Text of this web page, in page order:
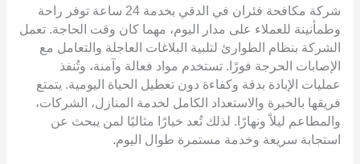
شركة مكافحة فئران في الدقي بخدمة 24 ساعة توفر راحة
وطمأنينة للعملاء على مدار اليوم، مهما كان وقت الحاجة. تعمل
الشركة بنظام الطوارئ لتلبية البلاغات العاجلة والتعامل مع
الإصابات الحرجة فورًا. تستخدم مواد فعالة وآمنة، وتُنفذ
عمليات الإبادة بدقة وكفاءة دون تعطيل الحياة اليومية. يتمتع
فريقها بالخبرة والاستعداد الكامل لخدمة المنازل، الشركات،
والمطاعم ليلاً ونهارًا. لذلك تُعد خيارًا مثاليًا لمن يبحث عن
استجابة سريعة وخدمة مستمرة طوال اليوم.